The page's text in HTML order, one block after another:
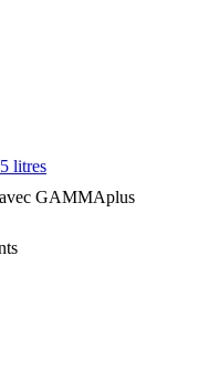
litres
avec GAMMAplus